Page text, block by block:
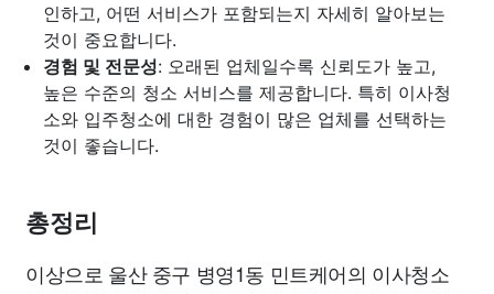
인하고, 어떤 서비스가 포함되는지 자세히 알아보는
것이 중요합니다.
경험 및 전문성: 오래된 업체일수록 신뢰도가 높고,
높은 수준의 청소 서비스를 제공합니다. 특히 이사청
소와 입주청소에 대한 경험이 많은 업체를 선택하는
것이 좋습니다.
총정리
이상으로 울산 중구 병영1동 민트케어의 이사청소